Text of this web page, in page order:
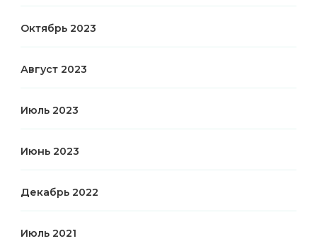
Октябрь 2023
Август 2023
Июль 2023
Июнь 2023
Декабрь 2022
Июль 2021